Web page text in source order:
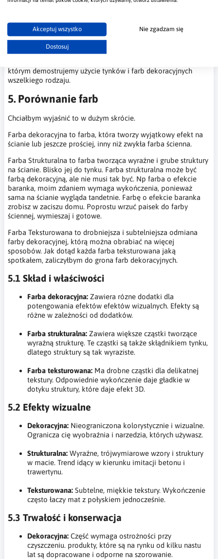
Akceptuj wszystko Nie zgadzam się
Dostosuj
wygładza się wzór pacą wenecką wymagają małego treningu i
odrobiny wiedzy.
W tym momencie zachęcę cię do odwiedzenia naszego
którym demostrujemy użycie tynków i farb dekoracyjnych
wszelkiego rodzaju.
5. Porównanie farb
Chciałbym wyjaśnić to w dużym skrócie.
Farba dekoracyjna to farba, która tworzy wyjątkowy efekt na
ścianie lub jeszcze prościej, inny niż zwykła farba ścienna.
Farba Strukturalna to farba tworząca wyraźne i grube struktury
na ścianie. Blisko jej do tynku. Farba strukturalna może być
farbą dekoracyjną, ale nie musi tak być. Np farba o efekcie
baranka, moim zdaniem wymaga wykończenia, ponieważ
sama na ścianie wygląda tandetnie. Farbę o efekcie baranka
zrobisz w zaciszu domu. Poprostu wrzuć paisek do farby
ściennej, wymieszaj i gotowe.
Farba Teksturowana to drobniejsza i subtelniejsza odmiana
farby dekoracyjnej, którą można obrabiać na więcej
sposobów. Jak dotąd każda farba teksturowana jaką
spotkałem, zaliczyłbym do grona farb dekoracyjnych.
5.1 Skład i właściwości
Farba dekoracyjna: Zawiera rózne dodatki dla
potengowania efektów efektów wizualnych. Efekty są
różne w zależności od dodatków.
Farba strukturalna: Zawiera większe cząstki tworzące
wyraźną strukturę. Te cząstki są także skłądnikiem tynku,
dlatego struktury są tak wyraziste.
Farba teksturowana: Ma drobne cząstki dla delikatnej
tekstury. Odpowiednie wykończenie daje gładkie w
dotyku struktury, które daje efekt 3D.
5.2 Efekty wizualne
Dekoracyjna: Nieograniczona kolorystycznie i wizualne.
Ogranicza cię wyobraźnia i narzedzia, których używasz.
Strukturalna: Wyraźne, trójwymiarowe wzory i struktury
w macie. Trend idący w kierunku imitacji betonu i
trawertynu.
Teksturowana: Subtelne, miękkie tekstury. Wykończenie
często łaczy mat z połyskiem jednocześnie.
5.3 Trwałość i konserwacja
Dekoracyjna: Część wymaga ostrożności przy
czyszczeniu. produkty, które są na rynku od kilku nastu
lat są dopracowane i odporne na szorowanie.